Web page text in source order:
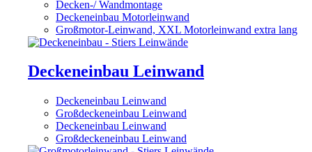
Decken-/ Wandmontage
Deckeneinbau Motorleinwand
Großmotor-Leinwand, XXL Motorleinwand extra lang
Deckeneinbau Leinwand
Deckeneinbau Leinwand
Großdeckeneinbau Leinwand
Deckeneinbau Leinwand
Großdeckeneinbau Leinwand